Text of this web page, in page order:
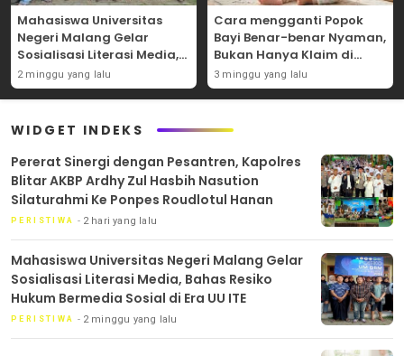
Mahasiswa Universitas
Negeri Malang Gelar
Sosialisasi Literasi Media,
Bahas Resiko Hukum
Bermedia Sosial di Era UU
2 minggu yang lalu
Cara mengganti Popok
Bayi Benar-benar Nyaman,
Bukan Hanya Klaim di
Kemasan
3 minggu yang lalu
WIDGET INDEKS
Pererat Sinergi dengan Pesantren, Kapolres
Blitar AKBP Ardhy Zul Hasbih Nasution
Silaturahmi Ke Ponpes Roudlotul Hanan
PERISTIWA 2 hari yang lalu
Mahasiswa Universitas Negeri Malang Gelar
Sosialisasi Literasi Media, Bahas Resiko
Hukum Bermedia Sosial di Era UU ITE
PERISTIWA 2 minggu yang lalu